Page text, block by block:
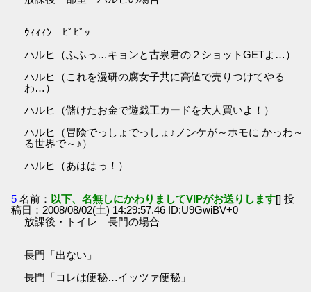
ｳｨｨｨﾝ ﾋﾟﾋﾟｯ
ハルヒ（ふふっ…キョンと古泉君の２ショットGETよ…）
ハルヒ（これを漫研の腐女子共に高値で売りつけてやる
わ…）
ハルヒ（儲けたお金で遊戯王カードを大人買いよ！）
ハルヒ（冒険でっしょでっしょ♪ノンケが～ホモに かっわ～
る世界で～♪）
ハルヒ（あははっ！）
5 名前： 以下、名無しにかわりましてVIPがお送りします[] 投
稿日：2008/08/02(土) 14:29:57.46 ID:U9GwiBV+0
放課後・トイレ 長門の場合
長門「出ない」
長門「コレは便秘…イッツァ便秘」